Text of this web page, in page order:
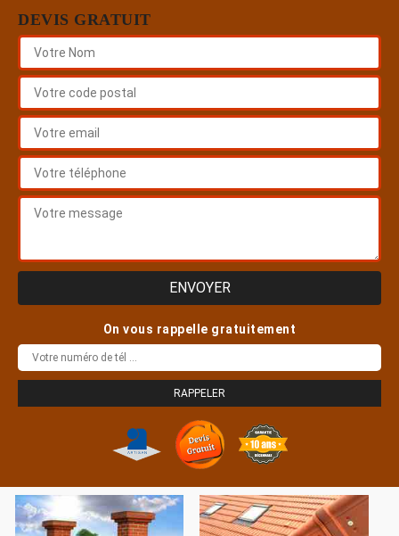
DEVIS GRATUIT
On vous rappelle gratuitement